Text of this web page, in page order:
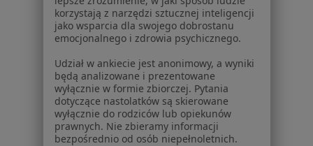
Dla pacjentów
Lekarze
Pytania i odpowiedzi
Usługi i zabiegi
Choroby
Pomoc
Aplikacje mobilne
korzystają z narzędzi sztucznej inteligencji
jako wsparcia dla swojego dobrostanu
emocjonalnego i zdrowia psychicznego.
Udział w ankiecie jest anonimowy, a wyniki
będą analizowane i prezentowane
wyłącznie w formie zbiorczej. Pytania
dotyczące nastolatków są skierowane
wyłącznie do rodziców lub opiekunów
prawnych. Nie zbieramy informacji
bezpośrednio od osób niepełnoletnich.